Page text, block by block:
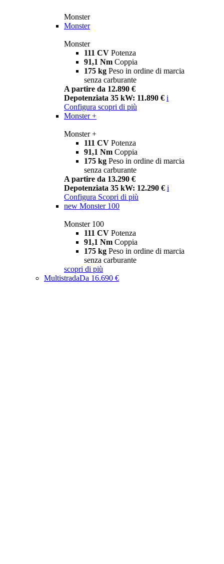
Monster
Monster
Monster
111 CV Potenza
91,1 Nm Coppia
175 kg Peso in ordine di marcia
senza carburante
A partire da 12.890 €
Depotenziata 35 kW: 11.890 € i
Configura scopri di più
Monster +
Monster +
111 CV Potenza
91,1 Nm Coppia
175 kg Peso in ordine di marcia
senza carburante
A partire da 13.290 €
Depotenziata 35 kW: 12.290 € i
Configura Scopri di più
new Monster 100
Monster 100
111 CV Potenza
91,1 Nm Coppia
175 kg Peso in ordine di marcia
senza carburante
scopri di più
MultistradaDa 16.690 €